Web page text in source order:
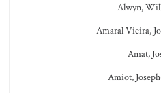
Alwyn,
Amaral Vieira,
Amat,
Amiot,